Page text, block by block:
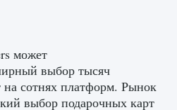
из степей Тамура в
может
выбор тысяч
на сотнях платформ. Рынок
выбор подарочных карт